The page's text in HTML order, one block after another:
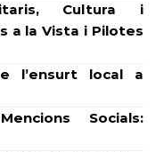
Cultura i
a la Vista i Pilotes
l’ensurt local a
Socials: